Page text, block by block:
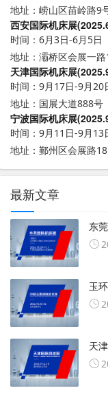
地址：崂山区苗岭路9
西安国际机床展
时间：6月3日-6月5日
地址：灞桥区会展一
天津国际机床展(2025.9
时间：9月17日-9月20
地址：国展大道888号
宁波国际机床展
时间：9月11日-9月13
地址：鄞州区会展路
最新文章
东
玉
天